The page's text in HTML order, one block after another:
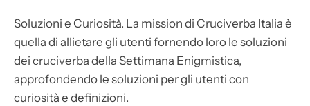
Soluzioni e Curiosità. La mission di Cruciverba Italia è
quella di allietare gli utenti fornendo loro le soluzioni
dei cruciverba della Settimana Enigmistica,
approfondendo le soluzioni per gli utenti con
curiosità e definizioni.